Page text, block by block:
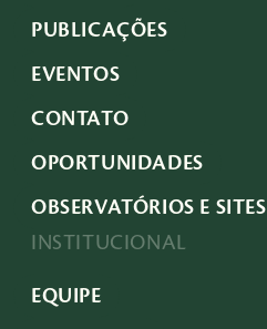
PUBLICAÇÕES
EVENTOS
CONTATO
OPORTUNIDADES
OBSERVATÓRIOS E SITES
INSTITUCIONAL
EQUIPE